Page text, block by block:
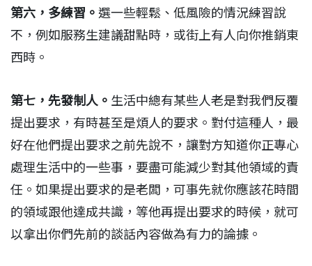
第六，多練習。 選一些輕鬆、低風險的情況練習說
不，例如服務生建議甜點時，或街上有人向你推銷東
西時。
第七，先發制人。 生活中總有某些人老是對我們反覆
提出要求，有時甚至是煩人的要求。對付這種人，最
好在他們提出要求之前先說不，讓對方知道你正專心
處理生活中的一些事，要盡可能減少對其他領域的責
任。如果提出要求的是老闆，可事先就你應該花時間
的領域跟他達成共識，等他再提出要求的時候，就可
以拿出你們先前的談話內容做為有力的論據。